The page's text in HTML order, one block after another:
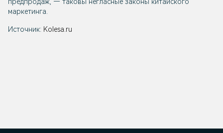
маркетинга.
Источник: Kolesa.ru